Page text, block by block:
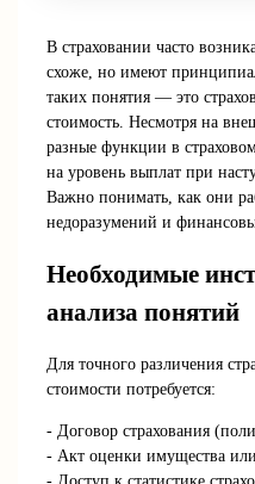
В страховании часто
схоже, но имеют
таких понятия — это
стоимость. Несмотря на
разные функции в
на уровень выплат при
Важно понимать, как они
недоразумений и
Необходимые
анализа понятий
Для точного различения
стоимости потребуется:
- Договор страхования
- Акт оценки имущества